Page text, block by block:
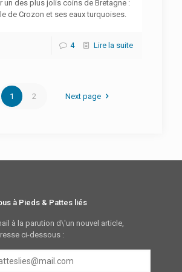
un des plus jolis coins de Bretagne :
de Crozon et ses eaux turquoises.
4 Lire la suite
1 2 Next page
à Pieds & Pattes liés
à la parution d\'un nouvel article,
ci-dessous :